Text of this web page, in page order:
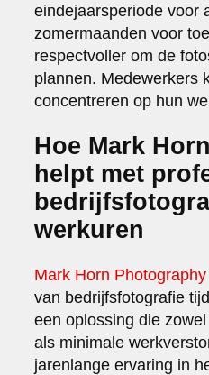
eindejaarsperiode voor
zomermaanden voor
respectvoller om de
plannen. Medewerkers
concentreren op hun
Hoe Mark
helpt met
werkuren
Mark Horn Photography
van bedrijfsfotografie
een oplossing die
als minimale
jarenlange ervaring in